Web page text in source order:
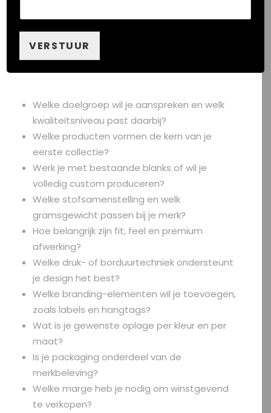
prijsopbouw en vertraging in het traject.
Onderstaande checklist helpt om sneller tot
een productieplan te komen dat commercieel
Welke doelgroep wil je aanspreken en welk
kwaliteitsniveau past daarbij?
Welke producten vormen de kern van je
eerste collectie?
Werk je met bestaande blanks of wil je
volledig custom produceren?
Welke stofsamenstelling en welk
gramsgewicht passen bij je merk?
Hoe belangrijk zijn fit, feel en premium
afwerking?
Welke druk- of borduurtechniek ondersteunt
je design het best?
Welke branding-elementen wil je toevoegen,
zoals labels en hangtags?
Wat is je gewenste oplage per kleur en per
maat?
Is je packaging onderdeel van de
merkbeleving?
Welke marge heb je nodig om winstgevend
te verkopen?
VERSTUUR